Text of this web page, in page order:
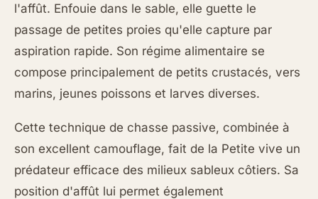
l'affût. Enfouie dans le sable, elle guette le
passage de petites proies qu'elle capture par
aspiration rapide. Son régime alimentaire se
compose principalement de petits crustacés, vers
marins, jeunes poissons et larves diverses.
Cette technique de chasse passive, combinée à
son excellent camouflage, fait de la Petite vive un
prédateur efficace des milieux sableux côtiers. Sa
position d'affût lui permet également